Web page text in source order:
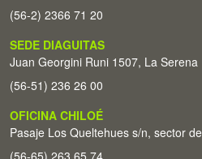
(56-2) 2366 71 20
SEDE DIAGUITAS
Juan Georgini Runi 1507, La Serena
(56-51) 236 26 00
OFICINA CHILOÉ
Pasaje Los Queltehues s/n, sector
(56-65) 263 65 74